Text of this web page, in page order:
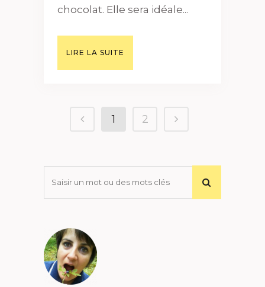
chocolat. Elle sera idéale...
LIRE LA SUITE
1 2